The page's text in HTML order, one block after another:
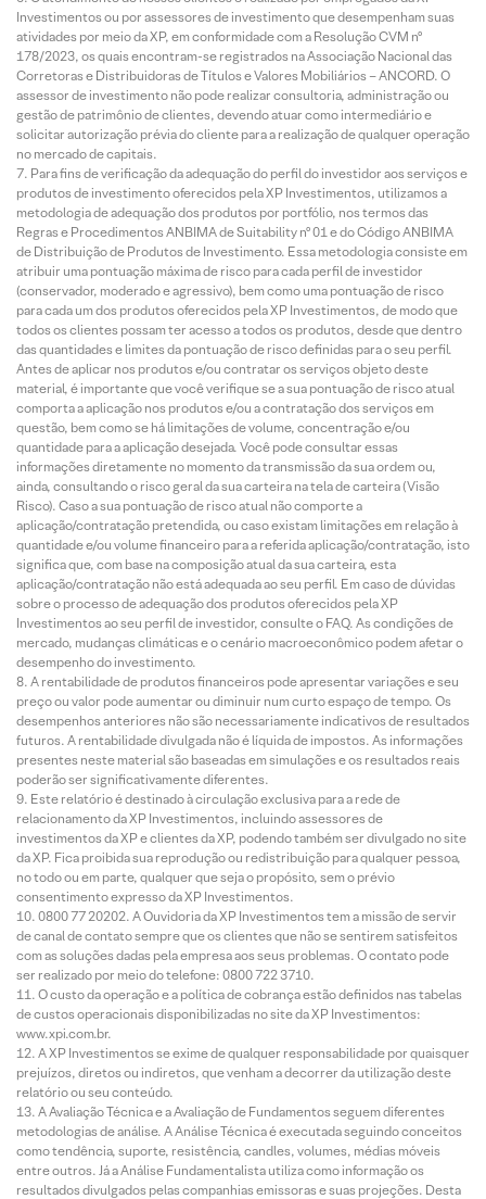
Investimentos ou por assessores de investimento que desempenham suas
atividades por meio da XP, em conformidade com a Resolução CVM nº
178/2023, os quais encontram-se registrados na Associação Nacional das
Corretoras e Distribuidoras de Títulos e Valores Mobiliários – ANCORD. O
assessor de investimento não pode realizar consultoria, administração ou
gestão de patrimônio de clientes, devendo atuar como intermediário e
solicitar autorização prévia do cliente para a realização de qualquer operação
no mercado de capitais.
Para fins de verificação da adequação do perfil do investidor aos serviços e
produtos de investimento oferecidos pela XP Investimentos, utilizamos a
metodologia de adequação dos produtos por portfólio, nos termos das
Regras e Procedimentos ANBIMA de Suitability nº 01 e do Código ANBIMA
de Distribuição de Produtos de Investimento. Essa metodologia consiste em
atribuir uma pontuação máxima de risco para cada perfil de investidor
(conservador, moderado e agressivo), bem como uma pontuação de risco
para cada um dos produtos oferecidos pela XP Investimentos, de modo que
todos os clientes possam ter acesso a todos os produtos, desde que dentro
das quantidades e limites da pontuação de risco definidas para o seu perfil.
Antes de aplicar nos produtos e/ou contratar os serviços objeto deste
material, é importante que você verifique se a sua pontuação de risco atual
comporta a aplicação nos produtos e/ou a contratação dos serviços em
questão, bem como se há limitações de volume, concentração e/ou
quantidade para a aplicação desejada. Você pode consultar essas
informações diretamente no momento da transmissão da sua ordem ou,
ainda, consultando o risco geral da sua carteira na tela de carteira (Visão
Risco). Caso a sua pontuação de risco atual não comporte a
aplicação/contratação pretendida, ou caso existam limitações em relação à
quantidade e/ou volume financeiro para a referida aplicação/contratação, isto
significa que, com base na composição atual da sua carteira, esta
aplicação/contratação não está adequada ao seu perfil. Em caso de dúvidas
sobre o processo de adequação dos produtos oferecidos pela XP
Investimentos ao seu perfil de investidor, consulte o FAQ. As condições de
mercado, mudanças climáticas e o cenário macroeconômico podem afetar o
desempenho do investimento.
A rentabilidade de produtos financeiros pode apresentar variações e seu
preço ou valor pode aumentar ou diminuir num curto espaço de tempo. Os
desempenhos anteriores não são necessariamente indicativos de resultados
futuros. A rentabilidade divulgada não é líquida de impostos. As informações
presentes neste material são baseadas em simulações e os resultados reais
poderão ser significativamente diferentes.
Este relatório é destinado à circulação exclusiva para a rede de
relacionamento da XP Investimentos, incluindo assessores de
investimentos da XP e clientes da XP, podendo também ser divulgado no site
da XP. Fica proibida sua reprodução ou redistribuição para qualquer pessoa,
no todo ou em parte, qualquer que seja o propósito, sem o prévio
consentimento expresso da XP Investimentos.
0800 77 20202. A Ouvidoria da XP Investimentos tem a missão de servir
de canal de contato sempre que os clientes que não se sentirem satisfeitos
com as soluções dadas pela empresa aos seus problemas. O contato pode
ser realizado por meio do telefone: 0800 722 3710.
O custo da operação e a política de cobrança estão definidos nas tabelas
de custos operacionais disponibilizadas no site da XP Investimentos:
www.xpi.com.br.
A XP Investimentos se exime de qualquer responsabilidade por quaisquer
prejuízos, diretos ou indiretos, que venham a decorrer da utilização deste
relatório ou seu conteúdo.
A Avaliação Técnica e a Avaliação de Fundamentos seguem diferentes
metodologias de análise. A Análise Técnica é executada seguindo conceitos
como tendência, suporte, resistência, candles, volumes, médias móveis
entre outros. Já a Análise Fundamentalista utiliza como informação os
resultados divulgados pelas companhias emissoras e suas projeções. Desta